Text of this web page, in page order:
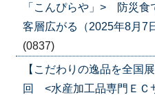
「こんぴらや」> 防災食
客層広がる（2025年8月7
(0837)
【こだわりの逸品を全国
回 <水産加工品専門ＥＣ